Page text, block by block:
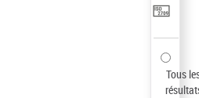
Tous